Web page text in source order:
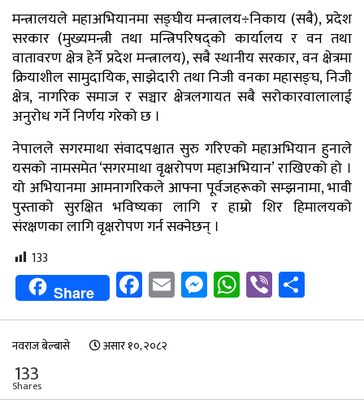
मन्त्रालयले महाअभियानमा सङ्घीय मन्त्रालय÷निकाय (सबै), प्रदेश
सरकार (मुख्यमन्त्री तथा मन्त्रिपरिषद्को कार्यालय र वन तथा
वातावरण क्षेत्र हेर्ने प्रदेश मन्त्रालय), सबै स्थानीय सरकार, वन क्षेत्रमा
क्रियाशील सामुदायिक, साझेदारी तथा निजी वनका महासङ्घ, निजी
क्षेत्र, नागरिक समाज र सञ्चार क्षेत्रलगायत सबै सरोकारवालालाई
अनुरोध गर्ने निर्णय गरेको छ ।
नेपालले सगरमाथा संवादपश्चात सुरु गरिएको महाअभियान हुनाले
यसको नामसमेत ‘सगरमाथा वृक्षरोपण महाअभियान’ राखिएको हो ।
यो अभियानमा आमनागरिकले आफ्ना पूर्वजहरूको सम्झनामा, भावी
पुस्ताको सुरक्षित भविष्यका लागि र हाम्रो शिर हिमालयको
संरक्षणका लागि वृक्षरोपण गर्न सक्नेछन् ।
133
Share Facebook
EmailMessenger
WhatsApp
Viber
नवराज बेल्बासे असार १०, २०८२
133
Shares